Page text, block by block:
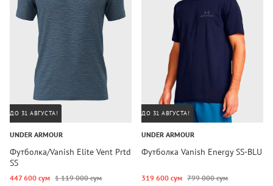
ДО 31 АВГУСТА!
UNDER ARMOUR
Футболка/Vanish Elite Vent Prtd
SS
447 600 сум 1 119 000 сум
ДО 31 АВГУСТА!
UNDER ARMOUR
Футболка Vanish Energy SS-BLU
319 600 сум 799 000 сум